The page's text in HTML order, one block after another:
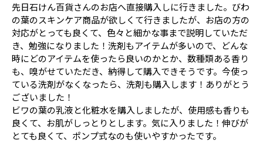
先日石けん百貨さんのお店へ直接購入しに行きました。びわ
の葉のスキンケア商品が欲しくて行きましたが、お店の方の
対応がとっても良くて、色々と細かな事まで説明していただ
き、勉強になりました！洗剤もアイテムが多いので、どんな
時にどのアイテムを使ったら良いのかとか、数種類ある香り
も、嗅がせていただき、納得して購入できそうです。今使っ
ている洗剤がなくなったら、洗剤も購入します！ありがとう
ございました！
ビワの葉の乳液と化粧水を購入しましたが、使用感も香りも
良くて、お肌がしっとりとします。気に入りました！伸びが
とても良くて、ポンプ式なのも使いやすかったです。